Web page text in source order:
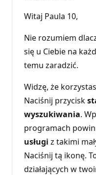
Witaj Paula 10,
Nie rozumiem
się u Ciebie na
temu zaradzić.
Widzę, że
Naciśnij przycisk
wyszukiwania.
programach
usługi z takimi
Naciśnij tą ikonę.
działających w